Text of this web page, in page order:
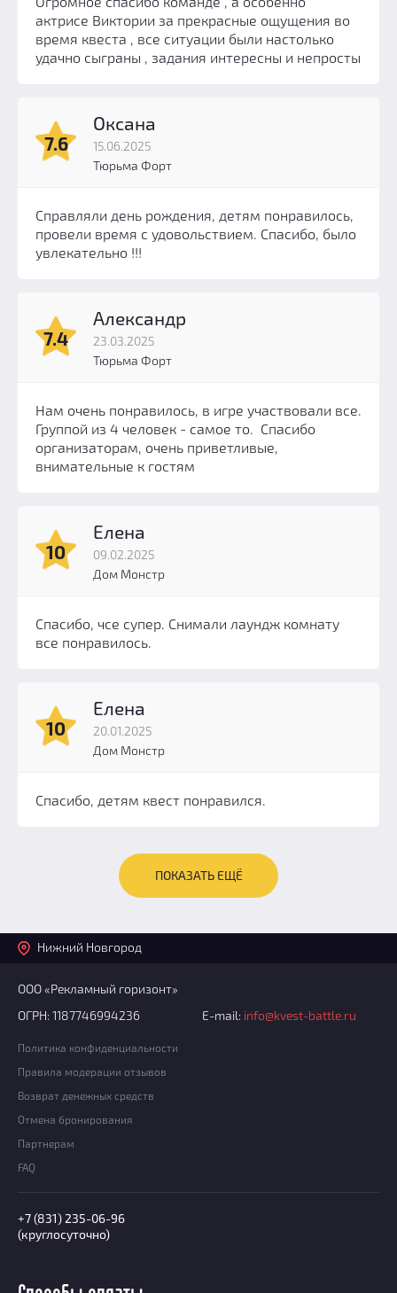
актрисе Виктории за прекрасные ощущения во
время квеста , все ситуации были настолько
удачно сыграны , задания интересны и непросты
7.6
Оксана
15.06.2025
Тюрьма Форт
Справляли день рождения, детям понравилось,
провели время с удовольствием. Спасибо, было
увлекательно !!!
7.4
Александр
23.03.2025
Тюрьма Форт
Нам очень понравилось, в игре участвовали все.
Группой из 4 человек - самое то. Спасибо
организаторам, очень приветливые,
внимательные к гостям
10
Елена
09.02.2025
Дом Монстр
Спасибо, чсе супер. Снимали лаундж комнату
все понравилось.
10
Елена
20.01.2025
Дом Монстр
Спасибо, детям квест понравился.
ПОКАЗАТЬ ЕЩЁ
Нижний Новгород
ООО «Рекламный горизонт»
ОГРН: 1187746994236
E-mail: info@kvest-battle.ru
Политика конфиденциальности
Правила модерации отзывов
Возврат денежных средств
Отмена бронирования
Партнерам
FAQ
+7 (831) 235-06-96
(круглосуточно)